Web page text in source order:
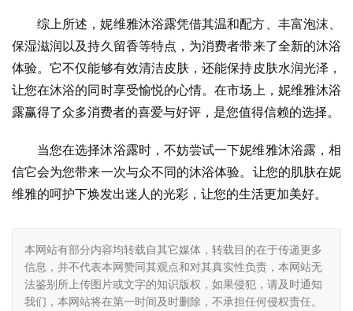
综上所述，妮维雅沐浴露凭借其温和配方、丰富泡沫、
保湿滋润以及持久留香等特点，为消费者带来了全新的沐浴
体验。它不仅能够有效清洁皮肤，还能保持皮肤水润光泽，
让您在沐浴的同时享受愉悦的心情。在市场上，妮维雅沐浴
露赢得了众多消费者的喜爱与好评，是您值得信赖的选择。
当您在选择沐浴露时，不妨尝试一下妮维雅沐浴露，相
信它会为您带来一次与众不同的沐浴体验。让您的肌肤在妮
维雅的呵护下焕发出迷人的光彩，让您的生活更加美好。
本网站有部分内容均转载自其它媒体，转载目的在于传递更多
信息，并不代表本网赞同其观点和对其真实性负责，本网站无
法鉴别所上传图片或文字的知识版权，如果侵犯，请及时通知
我们，本网站将在第一时间及时删除，不承担任何侵权责任。